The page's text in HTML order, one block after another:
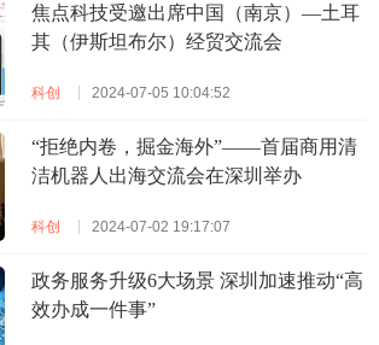
焦点科技受邀出席中国（南京）—土耳
其（伊斯坦布尔）经贸交流会
科创 2024-07-05 10:04:52
“拒绝内卷，掘金海外”——首届商用清
洁机器人出海交流会在深圳举办
科创 2024-07-02 19:17:07
政务服务升级6大场景 深圳加速推动“高
效办成一件事”